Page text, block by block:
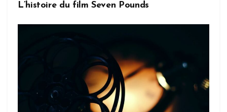
L’histoire du film Seven Pounds